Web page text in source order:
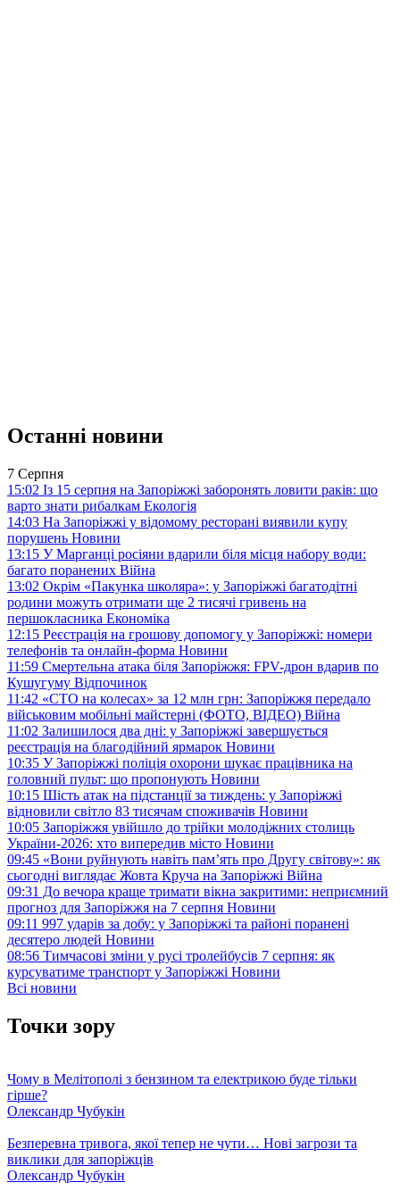
Останні новини
7 Серпня
15:02 Із 15 серпня на Запоріжжі заборонять ловити раків: що
варто знати рибалкам Екологія
14:03 На Запоріжжі у відомому ресторані виявили купу
порушень Новини
13:15 У Марганці росіяни вдарили біля місця набору води:
багато поранених Війна
13:02 Окрім «Пакунка школяра»: у Запоріжжі багатодітні
родини можуть отримати ще 2 тисячі гривень на
першокласника Економіка
12:15 Реєстрація на грошову допомогу у Запоріжжі: номери
телефонів та онлайн-форма Новини
11:59 Смертельна атака біля Запоріжжя: FPV-дрон вдарив по
Кушугуму Відпочинок
11:42 «СТО на колесах» за 12 млн грн: Запоріжжя передало
військовим мобільні майстерні (ФОТО, ВІДЕО) Війна
11:02 Залишилося два дні: у Запоріжжі завершується
реєстрація на благодійний ярмарок Новини
10:35 У Запоріжжі поліція охорони шукає працівника на
головний пульт: що пропонують Новини
10:15 Шість атак на підстанції за тиждень: у Запоріжжі
відновили світло 83 тисячам споживачів Новини
10:05 Запоріжжя увійшло до трійки молодіжних столиць
України-2026: хто випередив місто Новини
09:45 «Вони руйнують навіть пам’ять про Другу світову»: як
сьогодні виглядає Жовта Круча на Запоріжжі Війна
09:31 До вечора краще тримати вікна закритими: неприємний
прогноз для Запоріжжя на 7 серпня Новини
09:11 997 ударів за добу: у Запоріжжі та районі поранені
десятеро людей Новини
08:56 Тимчасові зміни у русі тролейбусів 7 серпня: як
курсуватиме транспорт у Запоріжжі Новини
Всі новини
Точки зору
Чому в Мелітополі з бензином та електрикою буде тільки
гірше?
Олександр Чубукін
Безперевна тривога, якої тепер не чути… Нові загрози та
виклики для запоріжців
Олександр Чубукін